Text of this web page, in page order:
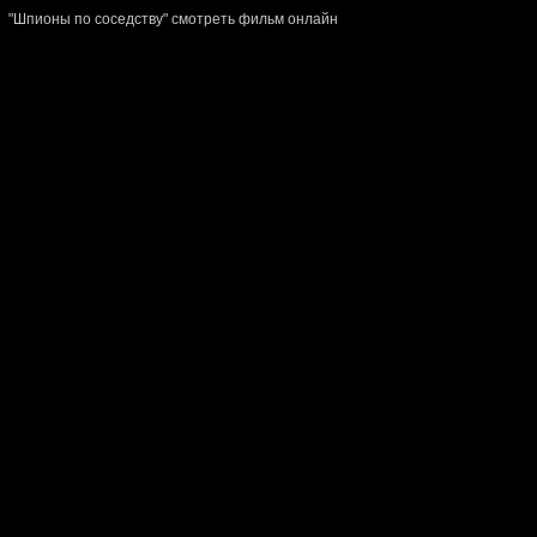
"Шпионы по соседству" смотреть фильм онлайн